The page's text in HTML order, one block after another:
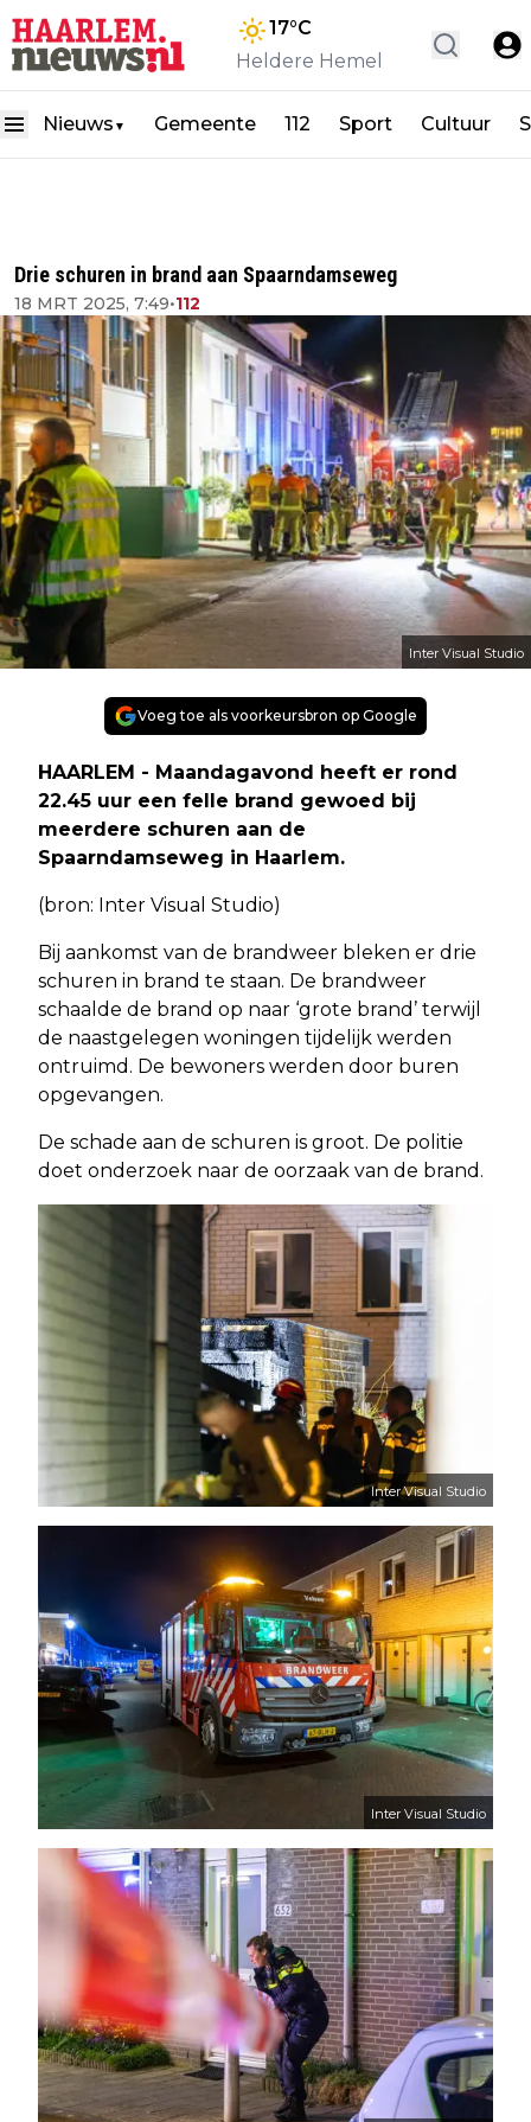
17°C
Heldere Hemel
Nieuws ▼ Gemeente 112 Sport Cultuur
Drie schuren in brand aan Spaarndamseweg
18 MRT 2025, 7:49•112
Inter Visual Studio
Voeg toe als voorkeursbron op Google
HAARLEM - Maandagavond heeft er rond
22.45 uur een felle brand gewoed bij
meerdere schuren aan de
Spaarndamseweg in Haarlem.
(bron: Inter Visual Studio)
Bij aankomst van de brandweer bleken er drie
schuren in brand te staan. De brandweer
schaalde de brand op naar ‘grote brand’ terwijl
de naastgelegen woningen tijdelijk werden
ontruimd. De bewoners werden door buren
opgevangen.
De schade aan de schuren is groot. De politie
doet onderzoek naar de oorzaak van de brand.
Inter Visual Studio
Inter Visual Studio